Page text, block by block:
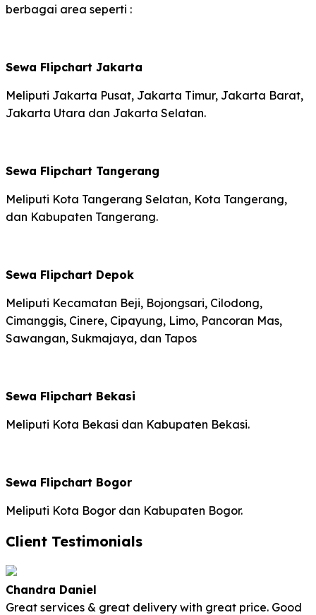
berbagai area seperti :
Sewa Flipchart Jakarta
Meliputi Jakarta Pusat, Jakarta Timur, Jakarta Barat,
Jakarta Utara dan Jakarta Selatan.
Sewa Flipchart Tangerang
Meliputi Kota Tangerang Selatan, Kota Tangerang,
dan Kabupaten Tangerang.
Sewa Flipchart Depok
Meliputi Kecamatan Beji, Bojongsari, Cilodong,
Cimanggis, Cinere, Cipayung, Limo, Pancoran Mas,
Sawangan, Sukmajaya, dan Tapos
Sewa Flipchart Bekasi
Meliputi Kota Bekasi dan Kabupaten Bekasi.
Sewa Flipchart Bogor
Meliputi Kota Bogor dan Kabupaten Bogor.
Client Testimonials
Chandra Daniel
Great services & great delivery with great price. Good